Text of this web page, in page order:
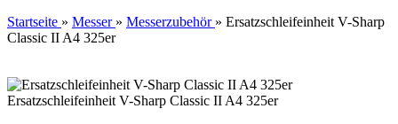
Startseite » Messer » Messerzubehör » Ersatzschleifeinheit V-Sharp
Classic II A4 325er
Ersatzschleifeinheit V-Sharp Classic II A4 325er